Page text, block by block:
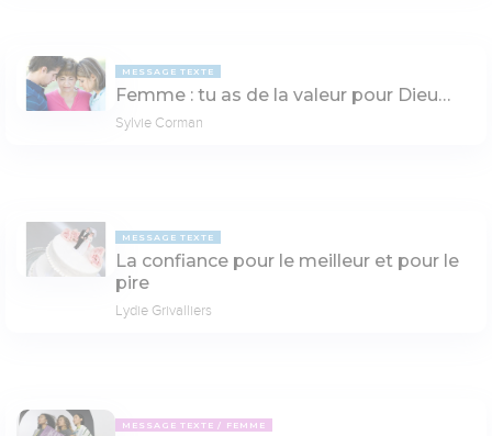
MESSAGE TEXTE
Femme : tu as de la valeur pour Dieu…
Sylvie Corman
MESSAGE TEXTE
La confiance pour le meilleur et pour le
pire
Lydie Grivalliers
MESSAGE TEXTE FEMME